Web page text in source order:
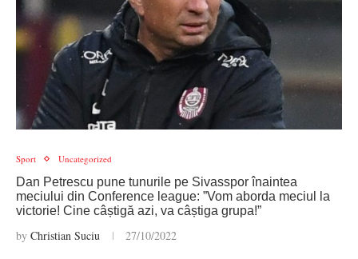
Sport Uncategorized
Dan Petrescu pune tunurile pe Sivasspor înaintea
meciului din Conference league: ”Vom aborda meciul la
victorie! Cine câștigă azi, va câștiga grupa!”
by Christian Suciu 27/10/2022